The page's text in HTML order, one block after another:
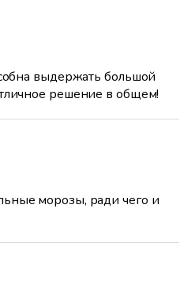
выдержать большой
решение в общем!
морозы, ради чего и